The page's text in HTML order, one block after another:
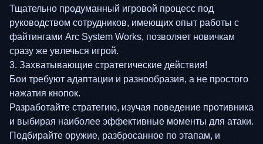
Тщательно продуманный игровой процесс под
руководством сотрудников, имеющих опыт работы с
файтингами Arc System Works, позволяет новичкам
сразу же увлечься игрой.
3. Захватывающие стратегические действия!
Бои требуют адаптации и разнообразия, а не простого
нажатия кнопок.
Разработайте стратегию, изучая поведение противника
и выбирая наиболее эффективные моменты для атаки.
Подбирайте оружие, разбросанное по этапам, и